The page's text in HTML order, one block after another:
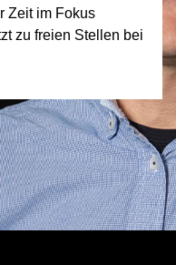
Zeit im Fokus
zu freien Stellen bei